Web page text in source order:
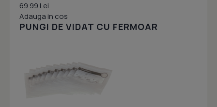
69.99 Lei
Adauga in cos
PUNGI DE VIDAT CU FERMOAR